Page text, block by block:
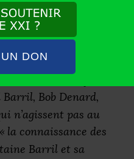
DON
Barril, Bob Denard,
n’agissent pas au
« la connaissance des
Barril et sa
DON